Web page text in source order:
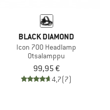
BLACK DIAMOND
Icon 700 Headlamp
Otsalamppu
99,95 €
4,7(7)